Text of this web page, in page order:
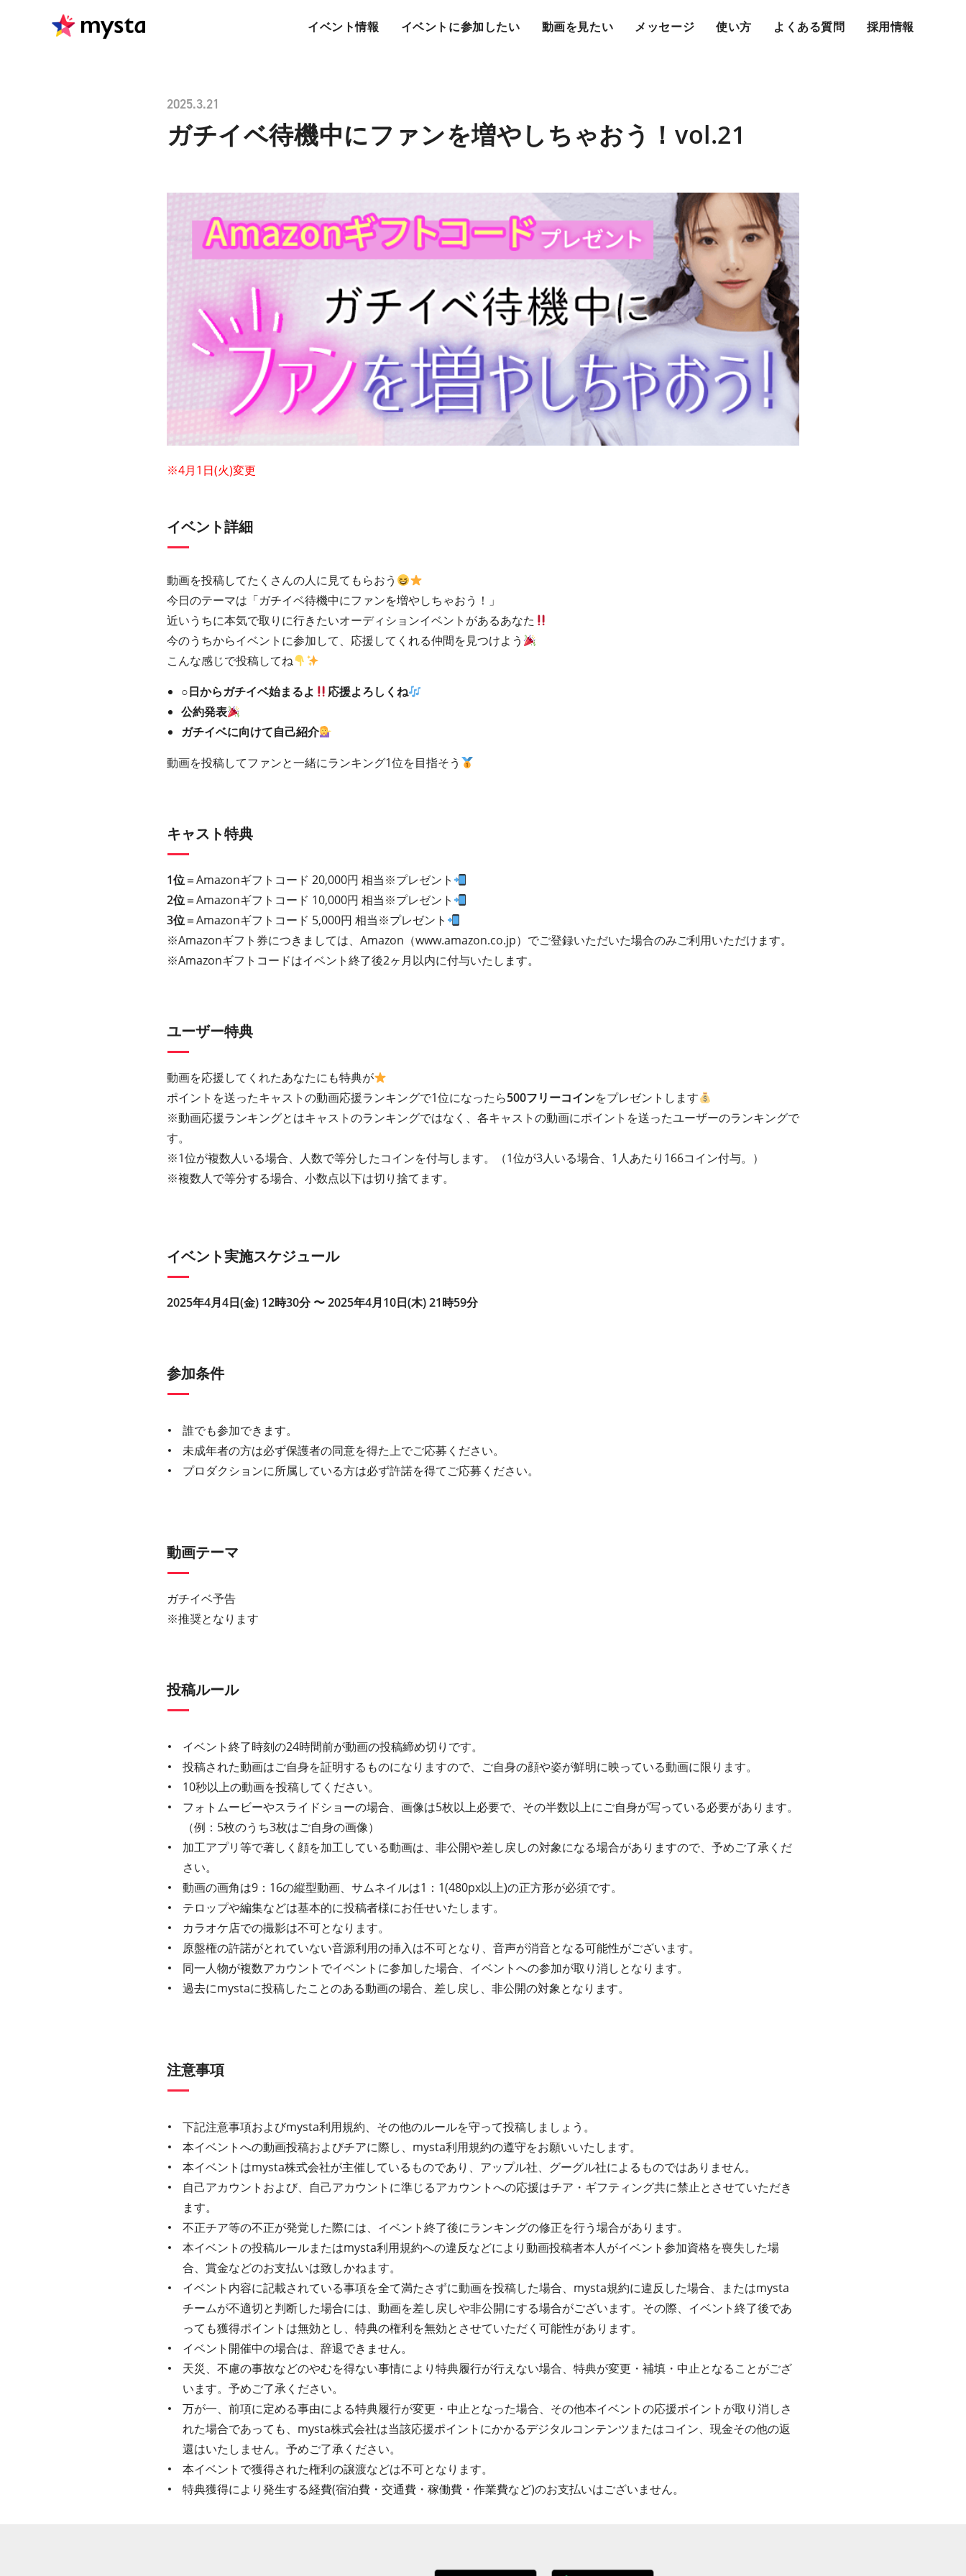
イベント情報 イベントに参加したい 動画を見たい メッセージ 使い方 よくある質問 採用情報
2025.3.21
ガチイベ待機中にファンを増やしちゃおう！vol.21
※4月1日(火)変更
イベント詳細
動画を投稿してたくさんの人に見てもらおう
今日のテーマは「ガチイベ待機中にファンを増やしちゃおう！」
近いうちに本気で取りに行きたいオーディションイベントがあるあなた
今のうちからイベントに参加して、応援してくれる仲間を見つけよう
こんな感じで投稿してね
○日からガチイベ始まるよ
応援よろしくね
公約発表
ガチイベに向けて自己紹介
動画を投稿してファンと一緒にランキング1位を目指そう
キャスト特典
1位＝Amazonギフトコード 20,000円 相当※プレゼント
2位＝Amazonギフトコード 10,000円 相当※プレゼント
3位＝Amazonギフトコード 5,000円 相当※プレゼント
※Amazonギフト券につきましては、Amazon（www.amazon.co.jp）でご登録いただいた場合のみご利用いただけます。
※Amazonギフトコードはイベント終了後2ヶ月以内に付与いたします。
ユーザー特典
動画を応援してくれたあなたにも特典が
ポイントを送ったキャストの動画応援ランキングで1位になったら500フリーコインをプレゼントします
※動画応援ランキングとはキャストのランキングではなく、各キャストの動画にポイントを送ったユーザーのランキングで
す。
※1位が複数人いる場合、人数で等分したコインを付与します。（1位が3人いる場合、1人あたり166コイン付与。）
※複数人で等分する場合、小数点以下は切り捨てます。
イベント実施スケジュール
2025年4月4日(金) 12時30分 〜 2025年4月10日(木) 21時59分
参加条件
誰でも参加できます。
未成年者の方は必ず保護者の同意を得た上でご応募ください。
プロダクションに所属している方は必ず許諾を得てご応募ください。
動画テーマ
ガチイベ予告
※推奨となります
投稿ルール
イベント終了時刻の24時間前が動画の投稿締め切りです。
投稿された動画はご自身を証明するものになりますので、ご自身の顔や姿が鮮明に映っている動画に限ります。
10秒以上の動画を投稿してください。
フォトムービーやスライドショーの場合、画像は5枚以上必要で、その半数以上にご自身が写っている必要があります。
（例：5枚のうち3枚はご自身の画像）
加工アプリ等で著しく顔を加工している動画は、非公開や差し戻しの対象になる場合がありますので、予めご了承くだ
さい。
動画の画角は9：16の縦型動画、サムネイルは1：1(480px以上)の正方形が必須です。
テロップや編集などは基本的に投稿者様にお任せいたします。
カラオケ店での撮影は不可となります。
原盤権の許諾がとれていない音源利用の挿入は不可となり、音声が消音となる可能性がございます。
同一人物が複数アカウントでイベントに参加した場合、イベントへの参加が取り消しとなります。
過去にmystaに投稿したことのある動画の場合、差し戻し、非公開の対象となります。
注意事項
下記注意事項およびmysta利用規約、その他のルールを守って投稿しましょう。
本イベントへの動画投稿およびチアに際し、mysta利用規約の遵守をお願いいたします。
本イベントはmysta株式会社が主催しているものであり、アップル社、グーグル社によるものではありません。
自己アカウントおよび、自己アカウントに準じるアカウントへの応援はチア・ギフティング共に禁止とさせていただき
ます。
不正チア等の不正が発覚した際には、イベント終了後にランキングの修正を行う場合があります。
本イベントの投稿ルールまたはmysta利用規約への違反などにより動画投稿者本人がイベント参加資格を喪失した場
合、賞金などのお支払いは致しかねます。
イベント内容に記載されている事項を全て満たさずに動画を投稿した場合、mysta規約に違反した場合、またはmysta
チームが不適切と判断した場合には、動画を差し戻しや非公開にする場合がございます。その際、イベント終了後であ
っても獲得ポイントは無効とし、特典の権利を無効とさせていただく可能性があります。
イベント開催中の場合は、辞退できません。
天災、不慮の事故などのやむを得ない事情により特典履行が行えない場合、特典が変更・補填・中止となることがござ
います。予めご了承ください。
万が一、前項に定める事由による特典履行が変更・中止となった場合、その他本イベントの応援ポイントが取り消しさ
れた場合であっても、mysta株式会社は当該応援ポイントにかかるデジタルコンテンツまたはコイン、現金その他の返
還はいたしません。予めご了承ください。
本イベントで獲得された権利の譲渡などは不可となります。
特典獲得により発生する経費(宿泊費・交通費・稼働費・作業費など)のお支払いはございません。